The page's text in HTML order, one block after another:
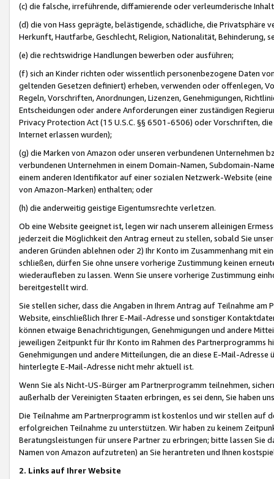
(c) die falsche, irreführende, diffamierende oder verleumderische
(d) die von Hass geprägte, belästigende, schädliche, die Privatsphäre
Herkunft, Hautfarbe, Geschlecht, Religion, Nationalität, Behinderung,
(e) die rechtswidrige Handlungen bewerben oder ausführen;
(f) sich an Kinder richten oder wissentlich personenbezogene Daten
geltenden Gesetzen definiert) erheben, verwenden oder offenlegen,
Regeln, Vorschriften, Anordnungen, Lizenzen, Genehmigungen,
Entscheidungen oder andere Anforderungen einer zuständigen
Privacy Protection Act (15 U.S.C. §§ 6501-6506) oder Vorschriften,
Internet erlassen wurden);
(g) die Marken von Amazon oder unseren verbundenen Unternehmen
verbundenen Unternehmen in einem Domain-Namen, Subdomain-
einem anderen Identifikator auf einer sozialen Netzwerk-Website
von Amazon-Marken) enthalten; oder
(h) die anderweitig geistige Eigentumsrechte verletzen.
Ob eine Website geeignet ist, legen wir nach unserem alleinigen
jederzeit die Möglichkeit den Antrag erneut zu stellen, sobald Sie
anderen Gründen ablehnen oder 2) Ihr Konto im Zusammenhang mit
schließen, dürfen Sie ohne unsere vorherige Zustimmung keinen
wiederaufleben zu lassen. Wenn Sie unsere vorherige Zustimmung
bereitgestellt wird.
Sie stellen sicher, dass die Angaben in Ihrem Antrag auf Teilnahme
Website, einschließlich Ihrer E-Mail-Adresse und sonstiger
können etwaige Benachrichtigungen, Genehmigungen und andere
jeweiligen Zeitpunkt für Ihr Konto im Rahmen des Partnerprogramms
Genehmigungen und andere Mitteilungen, die an diese E-Mail-
hinterlegte E-Mail-Adresse nicht mehr aktuell ist.
Wenn Sie als Nicht-US-Bürger am Partnerprogramm teilnehmen,
außerhalb der Vereinigten Staaten erbringen, es sei denn, Sie haben
Die Teilnahme am Partnerprogramm ist kostenlos und wir stellen auf
erfolgreichen Teilnahme zu unterstützen. Wir haben zu keinem
Beratungsleistungen für unsere Partner zu erbringen; bitte lassen Sie
Namen von Amazon aufzutreten) an Sie herantreten und Ihnen
2. Links auf Ihrer Website